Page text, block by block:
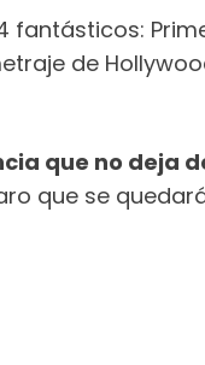
fantásticos:
de
que no deja
que se